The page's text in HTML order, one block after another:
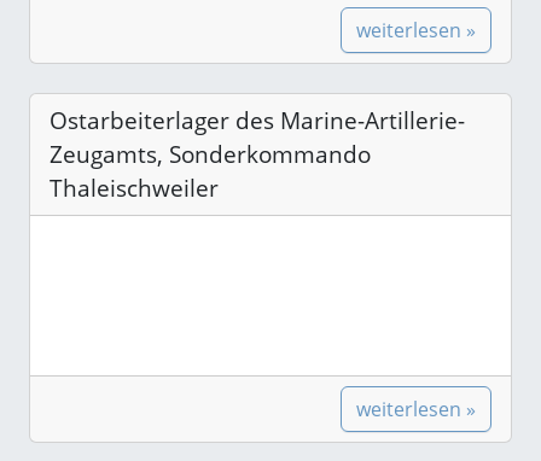
weiterlesen »
Ostarbeiterlager des Marine-Artillerie-
Zeugamts, Sonderkommando
Thaleischweiler
weiterlesen »